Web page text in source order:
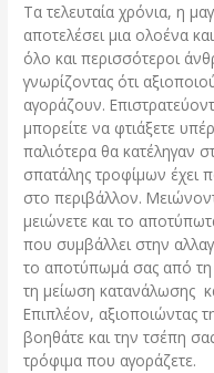
Τα τελευταία χρόνια, η
αποτελέσει μια ολοένα
όλο και περισσότεροι
γνωρίζοντας ότι
αγοράζουν.
μπορείτε να φτιάξετε
παλιότερα θα κατέληγαν
σπατάλης τροφίμων έχει
στο περιβάλλον.
μειώνετε και το
που συμβάλλει στην
το αποτύπωμά σας από τη
τη μείωση κατανάλωσης
Επιπλέον, αξιοποιώντας
βοηθάτε και την τσέπη
τρόφιμα που αγοράζετε.